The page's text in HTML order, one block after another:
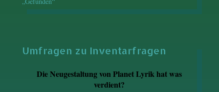
Umfragen zu Inventarfragen
Die Neugestaltung von Planet Lyrik hat was
verdient?